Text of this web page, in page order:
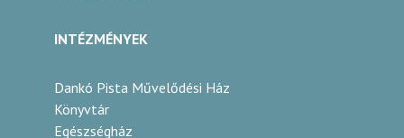
INTÉZMÉNYEK
Dankó Pista Művelődési Ház
Könyvtár
Egészségház